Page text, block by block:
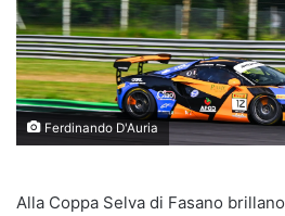
Ferdinando D'Auria
Alla Coppa Selva di Fasano brillano